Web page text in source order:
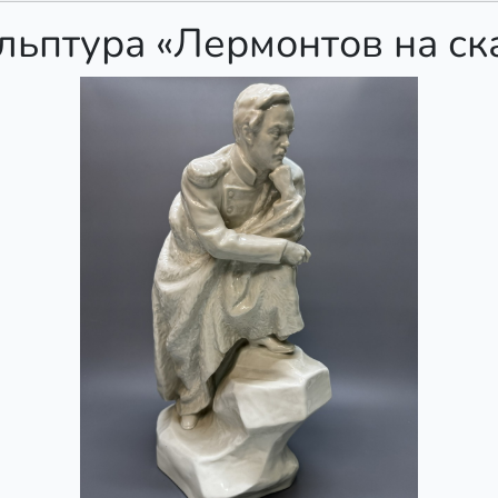
«Лермонтов на